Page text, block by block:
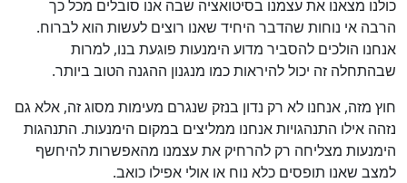
כולנו מצאנו את עצמנו בסיטואציה שבה אנו סובלים מכל כך
הרבה אי נוחות שהדבר היחיד שאנו רוצים לעשות הוא לברוח.
אנחנו הולכים להסביר מדוע הימנעות פוגעת בנו, למרות
שבהתחלה זה יכול להיראות כמו מנגנון ההגנה הטוב ביותר.
חוץ מזה, אנחנו לא רק נדון בנזק שנגרם מעימות מסוג זה, אלא גם
נזהה אילו התנהגויות אנחנו ממליצים במקום הימנעות. התנהגות
הימנעות מצליחה רק להרחיק את עצמנו מהאפשרות להיחשף
למצב שאנו תופסים כלא נוח או אולי אפילו כואב.